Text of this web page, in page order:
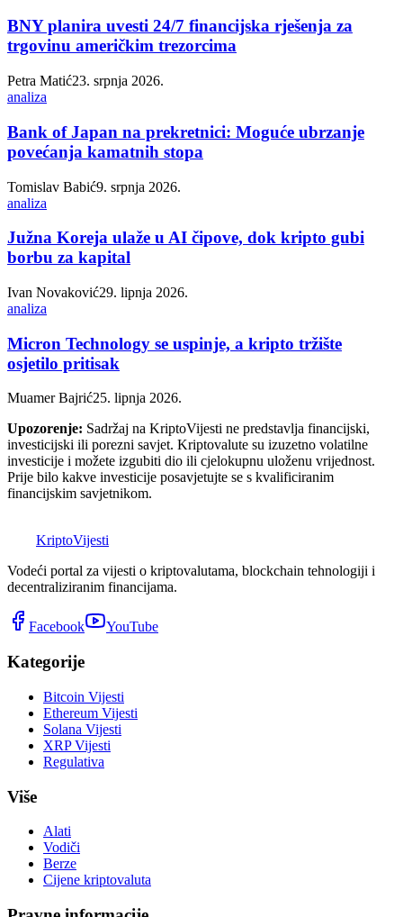
BNY planira uvesti 24/7 financijska rješenja za
trgovinu američkim trezorcima
Petra Matić23. srpnja 2026.
analiza
Bank of Japan na prekretnici: Moguće ubrzanje
povećanja kamatnih stopa
Tomislav Babić9. srpnja 2026.
analiza
Južna Koreja ulaže u AI čipove, dok kripto gubi
borbu za kapital
Ivan Novaković29. lipnja 2026.
analiza
Micron Technology se uspinje, a kripto tržište
osjetilo pritisak
Muamer Bajrić25. lipnja 2026.
Upozorenje: Sadržaj na KriptoVijesti ne predstavlja financijski,
investicijski ili porezni savjet. Kriptovalute su izuzetno volatilne
investicije i možete izgubiti dio ili cjelokupnu uloženu vrijednost.
Prije bilo kakve investicije posavjetujte se s kvalificiranim
financijskim savjetnikom.
KriptoVijesti
Vodeći portal za vijesti o kriptovalutama, blockchain tehnologiji i
decentraliziranim financijama.
Facebook YouTube
Kategorije
Bitcoin Vijesti
Ethereum Vijesti
Solana Vijesti
XRP Vijesti
Regulativa
Više
Alati
Vodiči
Berze
Cijene kriptovaluta